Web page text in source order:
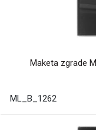
Maketa zgrade
ML_B_1262